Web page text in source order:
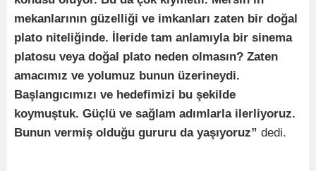
mekanlarının güzelliği ve imkanları zaten bir doğal
plato niteliğinde. İleride tam anlamıyla bir sinema
platosu veya doğal plato neden olmasın? Zaten
amacımız ve yolumuz bunun üzerineydi.
Başlangıcımızı ve hedefimizi bu şekilde
koymuştuk. Güçlü ve sağlam adımlarla ilerliyoruz.
Bunun vermiş olduğu gururu da yaşıyoruz” dedi.